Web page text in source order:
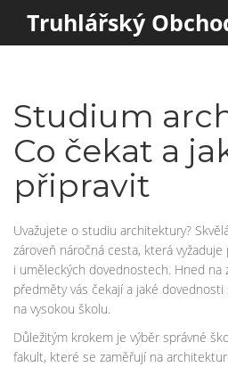
Truhlářský
Studium
Co čekat a
připravit
Uvažujete o studiu architektury?
zároveň náročná cesta, která
i uměleckých dovednostech. Hned na
předměty vás čekají a jaké
na vysokou školu.
Důležitým krokem je výběr správné
fakult, které se zaměřují na